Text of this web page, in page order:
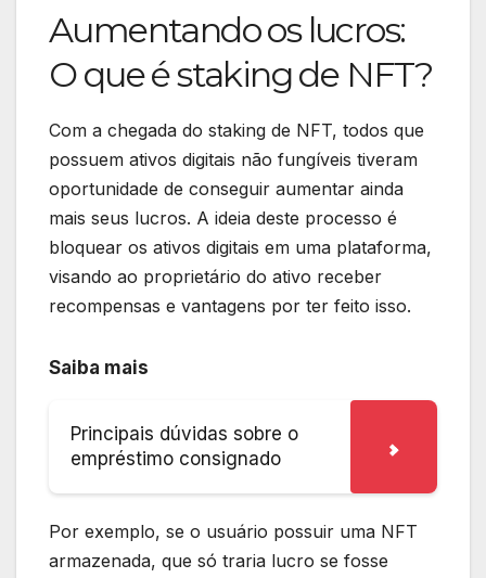
Aumentando os lucros:
O que é staking de NFT?
Com a chegada do staking de NFT, todos que
possuem ativos digitais não fungíveis tiveram
oportunidade de conseguir aumentar ainda
mais seus lucros. A ideia deste processo é
bloquear os ativos digitais em uma plataforma,
visando ao proprietário do ativo receber
recompensas e vantagens por ter feito isso.
Saiba mais
Principais dúvidas sobre o
empréstimo consignado
Por exemplo, se o usuário possuir uma NFT
armazenada, que só traria lucro se fosse